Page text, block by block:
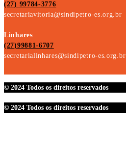
(27) 99784-3776
secretariavitoria@sindipetro-es.org.br
Linhares
(27)99881-6707
secretarialinhares@sindipetro-es.org.br
© 2024 Todos os direitos reservados
© 2024 Todos os direitos reservados